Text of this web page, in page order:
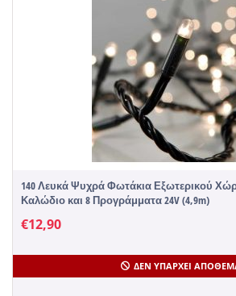
140 Λευκά Ψυχρά Φωτάκια Εξωτερικού
Καλώδιο και 8 Προγράμματα 24V (4,9m)
€12,90
ΔΕΝ ΥΠΆΡΧΕΙ